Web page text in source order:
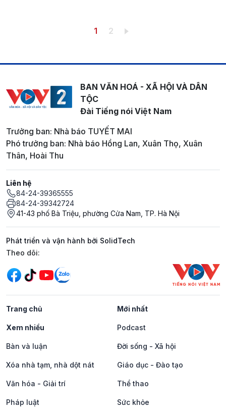
Trang hiện thời
1 Trang
2
BAN VĂN HOÁ - XÃ HỘI VÀ DÂN
TỘC
Đài Tiếng nói Việt Nam
Trưởng ban: Nhà báo TUYẾT MAI
Phó trưởng ban: Nhà báo Hồng Lan, Xuân Thọ, Xuân
Thân, Hoài Thu
Liên hệ
84-24-39365555
84-24-39342724
41-43 phố Bà Triệu, phường Cửa Nam, TP. Hà Nội
Phát triển và vận hành bởi SolidTech
Mạng xã hội
Theo dõi:
Trang chủ Mới nhất
Xem nhiều Podcast
Bàn và luận Đời sống - Xã hội
Xóa nhà tạm, nhà dột nát Giáo dục - Đào tạo
Văn hóa - Giải trí Thể thao
Pháp luật Sức khỏe